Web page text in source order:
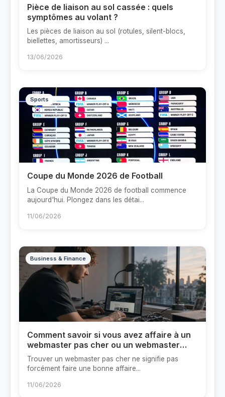
Pièce de liaison au sol cassée : quels
symptômes au volant ?
Les pièces de liaison au sol (rotules, silent-blocs,
biellettes, amortisseurs) ...
13/06/2026
Sports
Coupe du Monde 2026 de Football
La Coupe du Monde 2026 de football commence
aujourd'hui. Plongez dans les détai...
11/06/2026
Business & Finance
Comment savoir si vous avez affaire à un
webmaster pas cher ou un webmaster
trop cher ?
Trouver un webmaster pas cher ne signifie pas
forcément faire une bonne affaire...
11/06/2026